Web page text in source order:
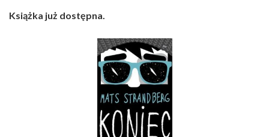
Książka już dostępna.